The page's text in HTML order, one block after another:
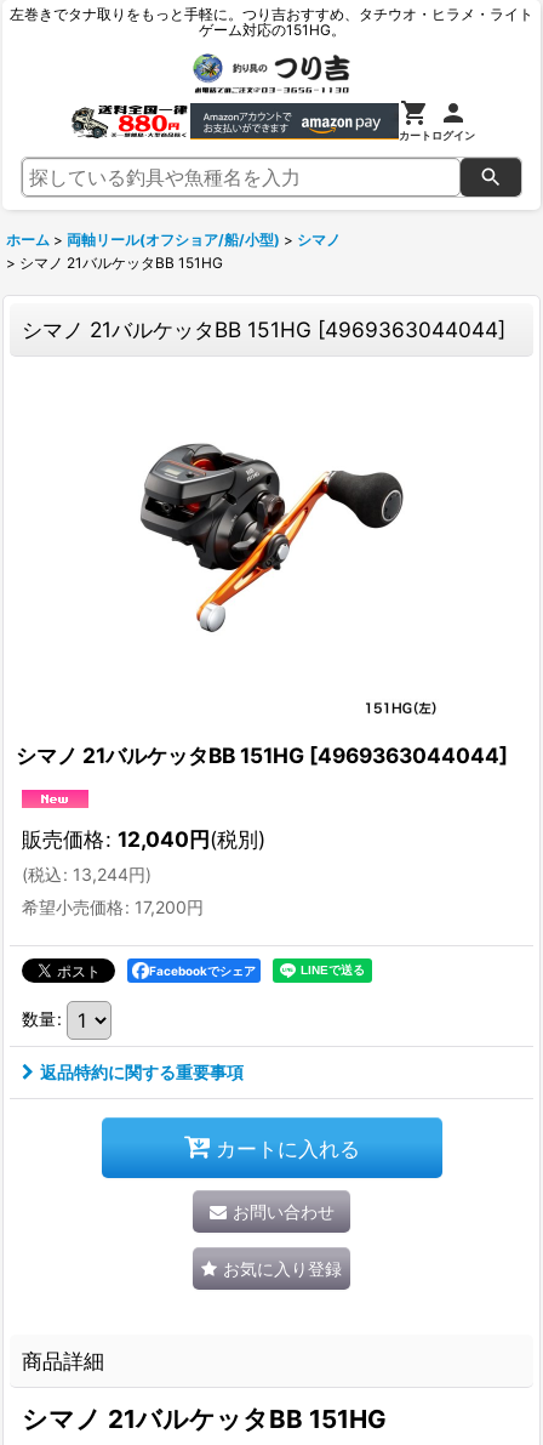
左巻きでタナ取りをもっと手軽に。つり吉おすすめ、タチウオ・ヒラメ・ライト
ゲーム対応の151HG。
カートログイン
ホーム > 両軸リール(オフショア/船/小型) > シマノ
> シマノ 21バルケッタBB 151HG
シマノ 21バルケッタBB 151HG [4969363044044]
シマノ 21バルケッタBB 151HG [4969363044044]
販売価格: 12,040円(税別)
(税込: 13,244円)
希望小売価格: 17,200円
Facebookでシェア
数量:
返品特約に関する重要事項
カートに入れる
お問い合わせ
お気に入り登録
商品詳細
シマノ 21バルケッタBB 151HG